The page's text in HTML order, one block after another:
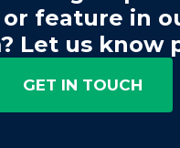
feature in
Let us know
GET IN TOUCH